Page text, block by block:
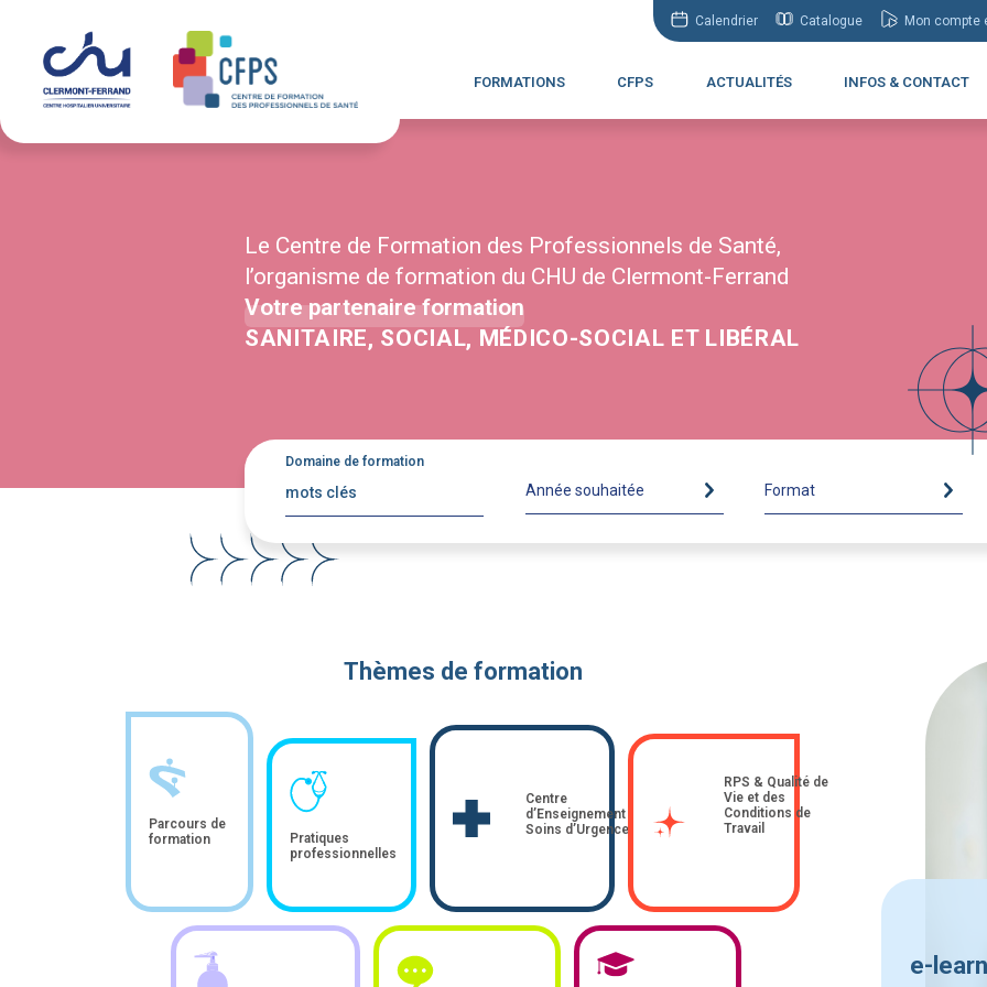
Calendrier Catalogue Mon compte
FORMATIONS CFPS ACTUALITÉS INFOS & CONTACT
Le Centre de Formation des Professionnels de Santé,
l’organisme de formation du CHU de Clermont-Ferrand
Votre partenaire formation
SANITAIRE, SOCIAL, MÉDICO-SOCIAL ET LIBÉRAL
Domaine de formation
Thèmes de formation
Parcours de
formation
Pratiques
professionnelles
Centre
d’Enseignement des
Soins d’Urgence
RPS & Qualité de
Vie et des
Conditions de
Travail
e-